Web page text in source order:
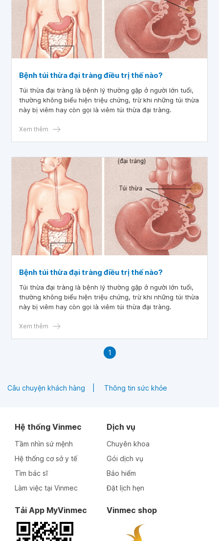
Bệnh túi thừa đại tràng điều trị thế nào?
Túi thừa đại tràng là bệnh lý thường gặp ở người lớn tuổi,
thường không biểu hiện triệu chứng, trừ khi những túi thừa
này bị viêm hay còn gọi là viêm túi thừa đại tràng.
Xem thêm
Bệnh túi thừa đại tràng điều trị thế nào?
Túi thừa đại tràng là bệnh lý thường gặp ở người lớn tuổi,
thường không biểu hiện triệu chứng, trừ khi những túi thừa
này bị viêm hay còn gọi là viêm túi thừa đại tràng.
Xem thêm
1
Câu chuyện khách hàng Thông tin sức khỏe
Hệ thống Vinmec
Tầm nhìn sứ mệnh
Hệ thống cơ sở y tế
Tìm bác sĩ
Làm việc tại Vinmec
Dịch vụ
Chuyên khoa
Gói dịch vụ
Bảo hiểm
Đặt lịch hẹn
Tải App MyVinmec Vinmec shop